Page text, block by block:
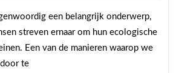
een belangrijk onderwerp,
streven ernaar om hun ecologische
Een van de manieren waarop we
te